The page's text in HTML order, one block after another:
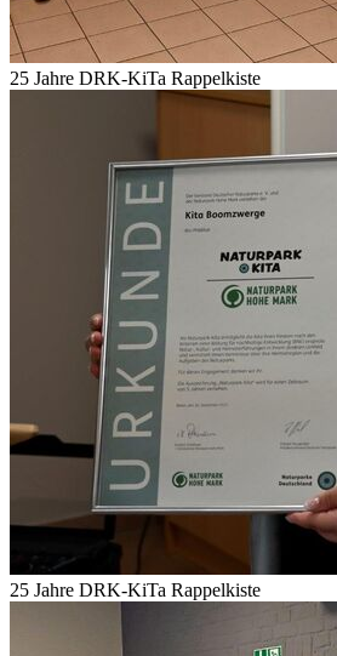
25 Jahre DRK-KiTa Rappelkiste
25 Jahre DRK-KiTa Rappelkiste